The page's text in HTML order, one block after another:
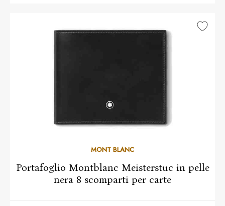
MONT BLANC
Portafoglio Montblanc Meisterstuc in pelle
nera 8 scomparti per carte